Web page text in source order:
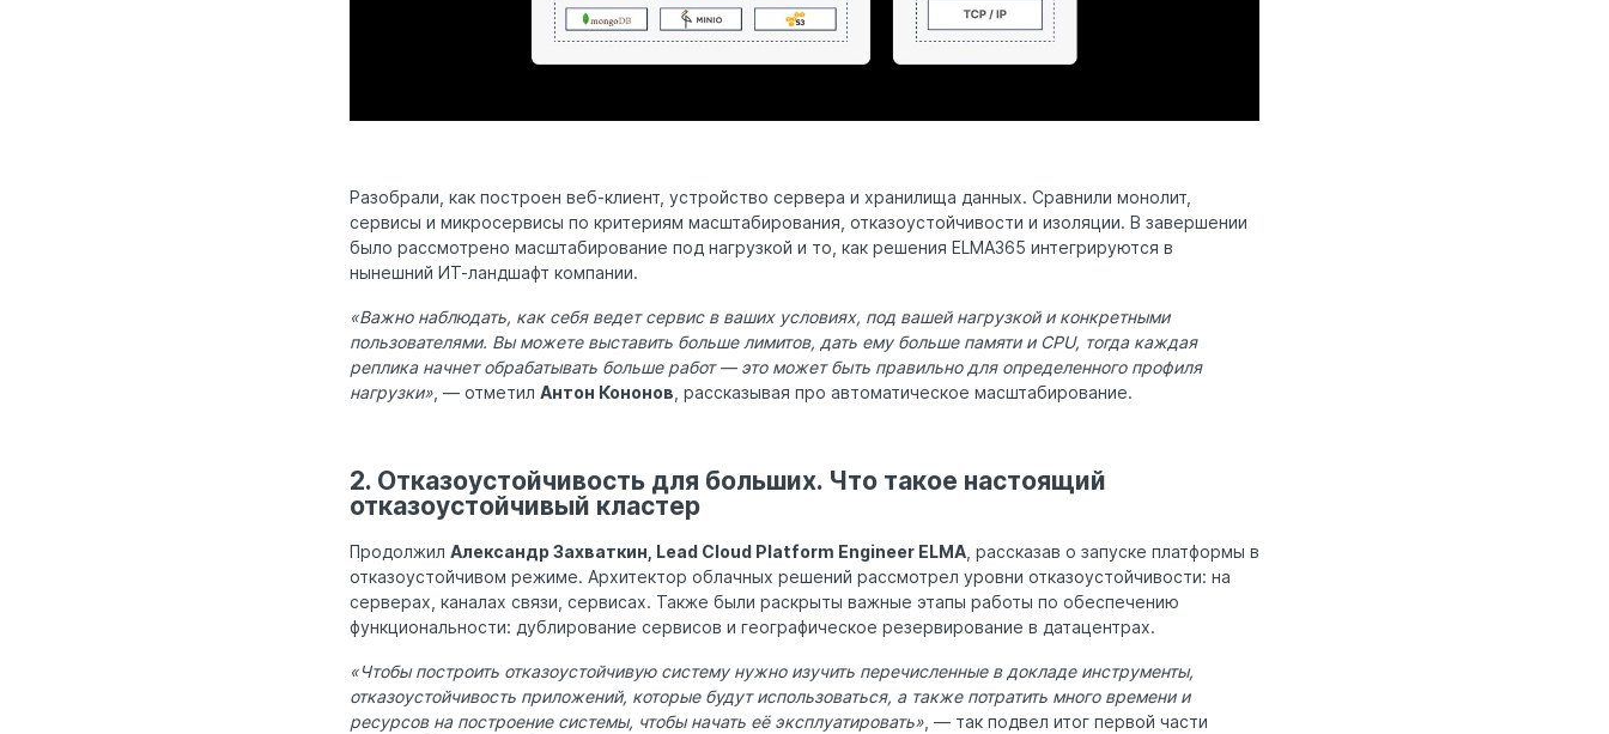
Разобрали, как построен веб-клиент, устройство сервера и хранилища данных. Сравнили монолит,
сервисы и микросервисы по критериям масштабирования, отказоустойчивости и изоляции. В завершении
было рассмотрено масштабирование под нагрузкой и то, как решения ELMA365 интегрируются в
нынешний ИТ-ландшафт компании.
«Важно наблюдать, как себя ведет сервис в ваших условиях, под вашей нагрузкой и конкретными
пользователями. Вы можете выставить больше лимитов, дать ему больше памяти и CPU, тогда каждая
реплика начнет обрабатывать больше работ — это может быть правильно для определенного профиля
нагрузки» , — отметил Антон Кононов , рассказывая про автоматическое масштабирование.
2. Отказоустойчивость для больших. Что такое настоящий
отказоустойчивый кластер
Продолжил Александр Захваткин, Lead Cloud Platform Engineer ELMA, рассказав о запуске платформы в
отказоустойчивом режиме. Архитектор облачных решений рассмотрел уровни отказоустойчивости: на
серверах, каналах связи, сервисах. Также были раскрыты важные этапы работы по обеспечению
функциональности: дублирование сервисов и географическое резервирование в датацентрах.
«Чтобы построить отказоустойчивую систему нужно изучить перечисленные в докладе инструменты,
отказоустойчивость приложений, которые будут использоваться, а также потратить много времени и
ресурсов на построение системы, чтобы начать её эксплуатировать», — так подвел итог первой части